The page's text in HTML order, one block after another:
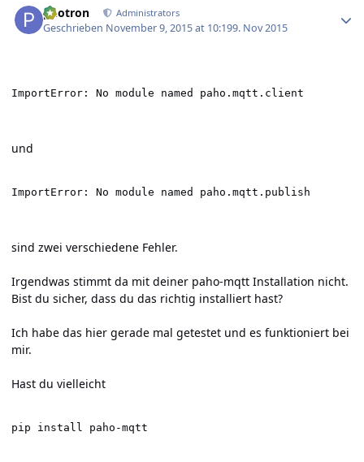
photron Administrators
Geschrieben November 9, 2015 at 10:199. Nov 2015
ImportError: No module named paho.mqtt.client
und
ImportError: No module named paho.mqtt.publish
sind zwei verschiedene Fehler.
Irgendwas stimmt da mit deiner paho-mqtt Installation nicht.
Bist du sicher, dass du das richtig installiert hast?
Ich habe das hier gerade mal getestet und es funktioniert bei
mir.
Hast du vielleicht
pip install paho-mqtt